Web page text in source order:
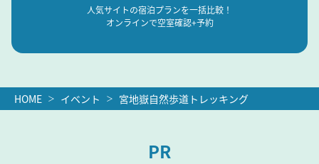
人気サイトの宿泊プランを一括比較！
オンラインで空室確認+予約
HOME イベント 宮地嶽自然歩道トレッキング
PR